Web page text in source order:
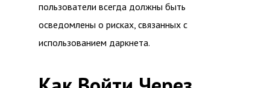
пользователи всегда должны быть
осведомлены о рисках, связанных с
использованием даркнета.